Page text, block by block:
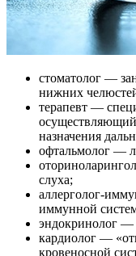
стоматолог —
нижних
терапевт —
назначения
офтальмолог —
слуха;
аллерголог-
иммунной
эндокринолог —
кардиолог —
кровеносной